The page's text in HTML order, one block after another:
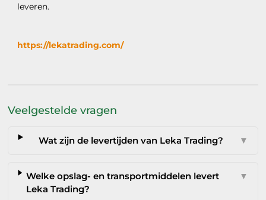
leveren.
https://lekatrading.com/
Veelgestelde vragen
Wat zijn de levertijden van Leka Trading? ▼
Welke opslag- en transportmiddelen levert
Leka Trading?
▼